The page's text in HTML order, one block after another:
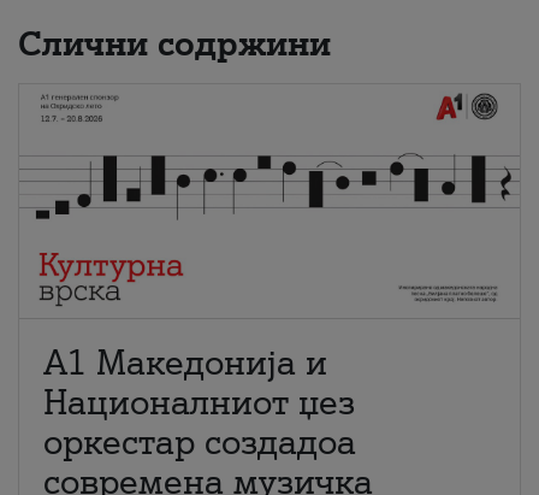
Слични содржини
А1 Македонија и
Националниот џез
оркестар создадоа
современа музичка